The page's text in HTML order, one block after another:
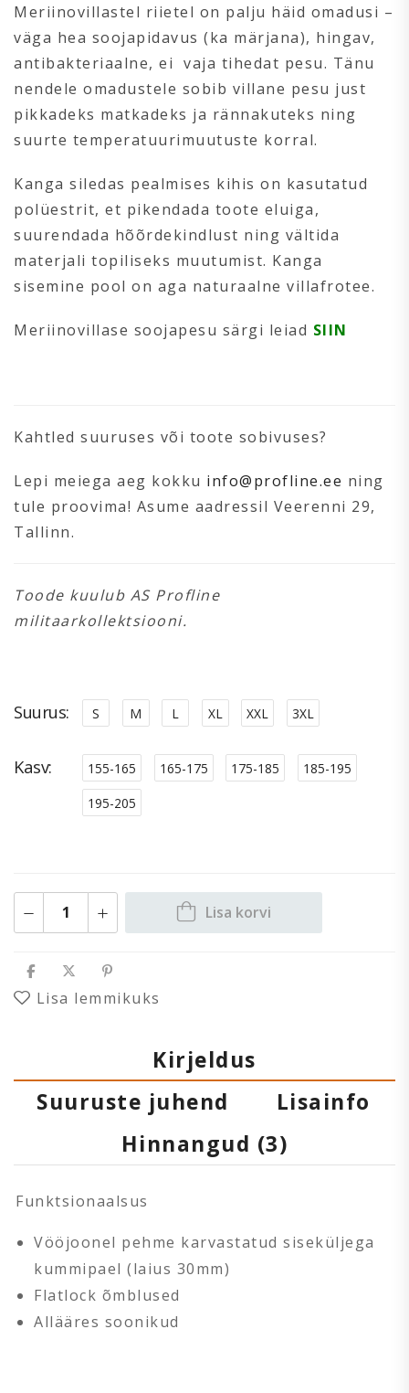
Meriinovillastel riietel on palju häid omadusi –
väga hea soojapidavus (ka märjana), hingav,
antibakteriaalne, ei vaja tihedat pesu. Tänu
nendele omadustele sobib villane pesu just
pikkadeks matkadeks ja rännakuteks ning
suurte temperatuurimuutuste korral.
Kanga siledas pealmises kihis on kasutatud
polüestrit, et pikendada toote eluiga,
suurendada hõõrdekindlust ning vältida
materjali topiliseks muutumist. Kanga
sisemine pool on aga naturaalne villafrotee.
Meriinovillase soojapesu särgi leiad SIIN
Kahtled suuruses või toote sobivuses?
Lepi meiega aeg kokku info@profline.ee ning
tule proovima! Asume aadressil Veerenni 29,
Tallinn.
Toode kuulub AS Profline
militaarkollektsiooni.
Suurus S M L XL XXL 3XL
Kasv 155-165 165-175 175-185
185-195
195-205
Lisa korvi
Lisa lemmikuks
Kirjeldus
Suuruste juhend
Lisainfo
Hinnangud (3)
Funktsionaalsus
Vööjoonel pehme karvastatud siseküljega
kummipael (laius 30mm)
Flatlock õmblused
Allääres soonikud